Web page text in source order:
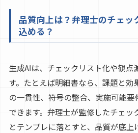
品質向上は？弁理士のチェッ
込める？
生成AIは、チェックリスト化や観点
す。たとえば明細書なら、課題と効
の一貫性、符号の整合、実施可能
できます。弁理士が監修したチェッ
とテンプレに落とすと、品質が底上